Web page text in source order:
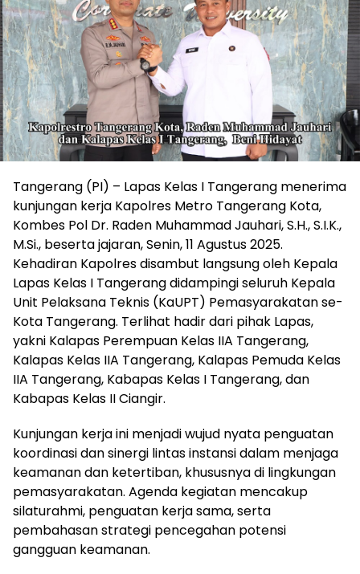
Tangerang (PI) – Lapas Kelas I Tangerang menerima
kunjungan kerja Kapolres Metro Tangerang Kota,
Kombes Pol Dr. Raden Muhammad Jauhari, S.H., S.I.K.,
M.Si., beserta jajaran, Senin, 11 Agustus 2025.
Kehadiran Kapolres disambut langsung oleh Kepala
Lapas Kelas I Tangerang didampingi seluruh Kepala
Unit Pelaksana Teknis (KaUPT) Pemasyarakatan se-
Kota Tangerang. Terlihat hadir dari pihak Lapas,
yakni Kalapas Perempuan Kelas IIA Tangerang,
Kalapas Kelas IIA Tangerang, Kalapas Pemuda Kelas
IIA Tangerang, Kabapas Kelas I Tangerang, dan
Kabapas Kelas II Ciangir.
Kunjungan kerja ini menjadi wujud nyata penguatan
koordinasi dan sinergi lintas instansi dalam menjaga
keamanan dan ketertiban, khususnya di lingkungan
pemasyarakatan. Agenda kegiatan mencakup
silaturahmi, penguatan kerja sama, serta
pembahasan strategi pencegahan potensi
gangguan keamanan.